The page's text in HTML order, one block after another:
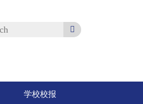
学校校报